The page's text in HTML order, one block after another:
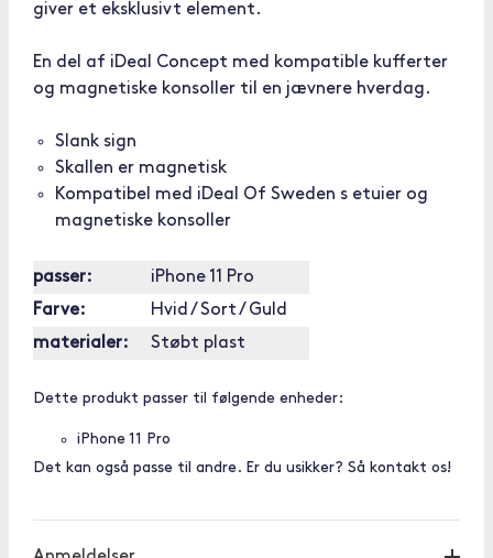
giver et eksklusivt element.
En del af iDeal Concept med kompatible kufferter
og magnetiske konsoller til en jævnere hverdag.
Slank sign
Skallen er magnetisk
Kompatibel med iDeal Of Sweden s etuier og
magnetiske konsoller
passer:
iPhone 11 Pro
Farve:
Hvid / Sort / Guld
materialer:
Støbt plast
Dette produkt passer til følgende enheder:
iPhone 11 Pro
Det kan også passe til andre. Er du usikker? Så kontakt os!